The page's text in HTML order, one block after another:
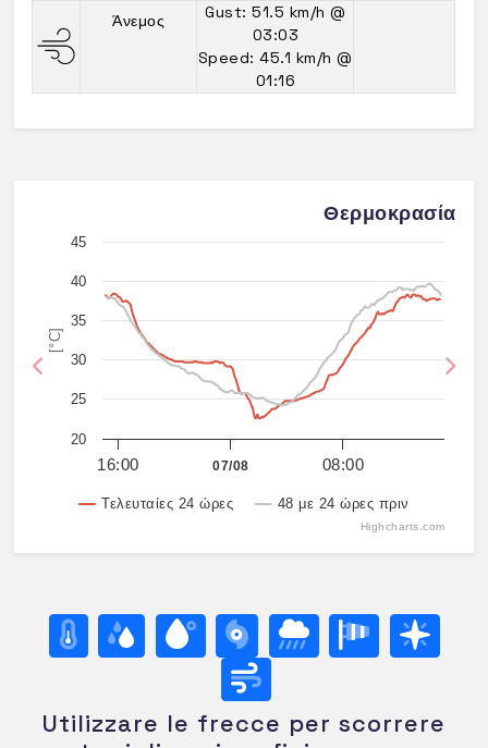
Άνεμος Gust: 51.5 km/h@
03:03
Speed: 45.1 km/h@
01:16
Θερμοκρασία
[°C]
Τελευταίες 24 ώρες 48 με 24 ώρες πριν
07/08
16:00 08:00
20
25
30
35
40
45
Highcharts.com
Previous
Utilizzare le frecce per scorrere